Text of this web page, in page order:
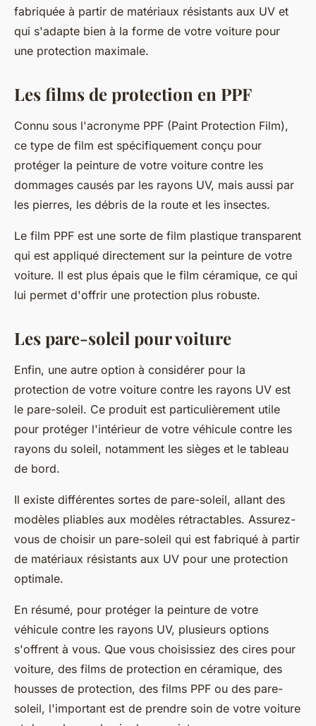
fabriquée à partir de matériaux résistants aux UV et
qui s'adapte bien à la forme de votre voiture pour
une protection maximale.
Les films de protection en PPF
Connu sous l'acronyme PPF (Paint Protection Film),
ce type de film est spécifiquement conçu pour
protéger la peinture de votre voiture contre les
dommages causés par les rayons UV, mais aussi par
les pierres, les débris de la route et les insectes.
Le film PPF est une sorte de film plastique transparent
qui est appliqué directement sur la peinture de votre
voiture. Il est plus épais que le film céramique, ce qui
lui permet d'offrir une protection plus robuste.
Les pare-soleil pour voiture
Enfin, une autre option à considérer pour la
protection de votre voiture contre les rayons UV est
le pare-soleil. Ce produit est particulièrement utile
pour protéger l'intérieur de votre véhicule contre les
rayons du soleil, notamment les sièges et le tableau
de bord.
Il existe différentes sortes de pare-soleil, allant des
modèles pliables aux modèles rétractables. Assurez-
vous de choisir un pare-soleil qui est fabriqué à partir
de matériaux résistants aux UV pour une protection
optimale.
En résumé, pour protéger la peinture de votre
véhicule contre les rayons UV, plusieurs options
s'offrent à vous. Que vous choisissiez des cires pour
voiture, des films de protection en céramique, des
housses de protection, des films PPF ou des pare-
soleil, l'important est de prendre soin de votre voiture